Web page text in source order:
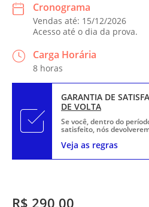
R$ 290,00
Cronograma
Vendas até: 15/12/2026
Acesso até o dia da prova.
Carga Horária
8 horas
GARANTIA DE
DE VOLTA
Se você, dentro do
satisfeito, nós
Veja as regras